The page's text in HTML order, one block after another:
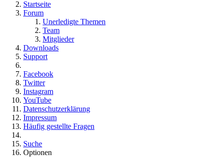
Startseite
Forum
Unerledigte Themen
Team
Mitglieder
Downloads
Support
Facebook
Twitter
Instagram
YouTube
Datenschutzerklärung
Impressum
Häufig gestellte Fragen
Suche
Optionen